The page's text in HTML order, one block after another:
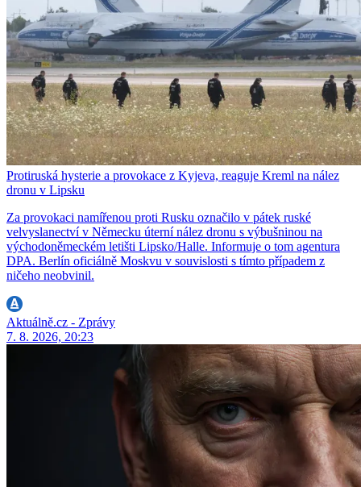
Protiruská hysterie a provokace z Kyjeva, reaguje Kreml na nález
dronu v Lipsku
Za provokaci namířenou proti Rusku označilo v pátek ruské
velvyslanectví v Německu úterní nález dronu s výbušninou na
východoněmeckém letišti Lipsko/Halle. Informuje o tom agentura
DPA. Berlín oficiálně Moskvu v souvislosti s tímto případem z
ničeho neobvinil.
Aktuálně.cz - Zprávy
7. 8. 2026, 20:23